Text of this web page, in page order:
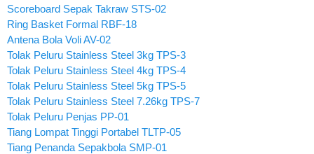
Scoreboard Sepak Takraw STS-02
Ring Basket Formal RBF-18
Antena Bola Voli AV-02
Tolak Peluru Stainless Steel 3kg TPS-3
Tolak Peluru Stainless Steel 4kg TPS-4
Tolak Peluru Stainless Steel 5kg TPS-5
Tolak Peluru Stainless Steel 7.26kg TPS-7
Tolak Peluru Penjas PP-01
Tiang Lompat Tinggi Portabel TLTP-05
Tiang Penanda Sepakbola SMP-01